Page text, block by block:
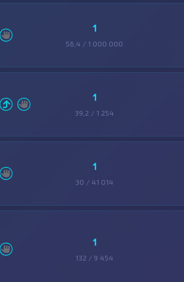
1
56,4 / 1 000 000
1
39,2 / 1 254
1
30 / 41 014
1
132 / 9 454